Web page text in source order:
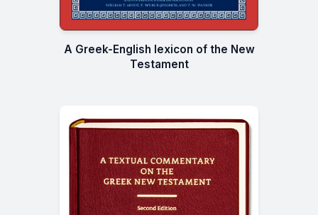
A Greek-English lexicon of the New
Testament